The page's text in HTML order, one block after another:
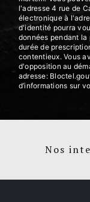
l'adresse 4 rue de
électronique à
d'identité pourra
données pendant
durée de
contentieux. Vous
d'opposition au
adresse:
d’informations sur
Nos